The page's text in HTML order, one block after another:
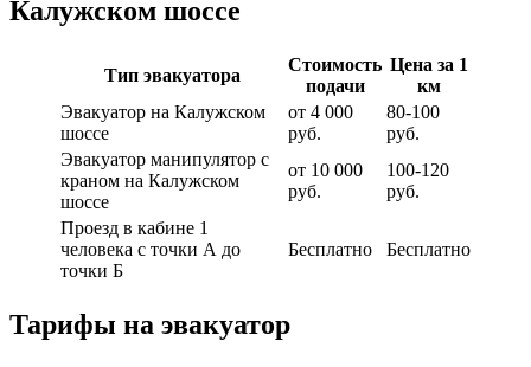
Калужском шоссе
Тип эвакуатора
Стоимость
подачи
Цена за 1
км
Эвакуатор на Калужском
шоссе
от 4 000
руб.
80-100
руб.
Эвакуатор манипулятор с
краном на Калужском
шоссе
от 10 000
руб.
100-120
руб.
Проезд в кабине 1
человека с точки А до
точки Б
Бесплатно Бесплатно
Тарифы на эвакуатор